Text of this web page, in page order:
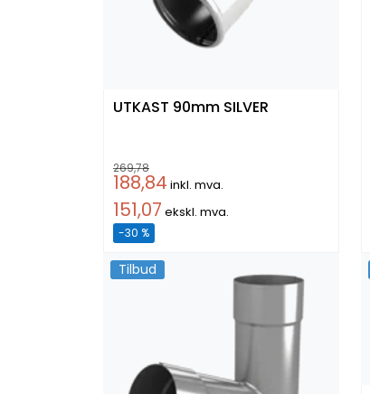
UTKAST 90mm SILVER
269,78
188,84 inkl. mva.
151,07 ekskl. mva.
-30 %
Tilbud